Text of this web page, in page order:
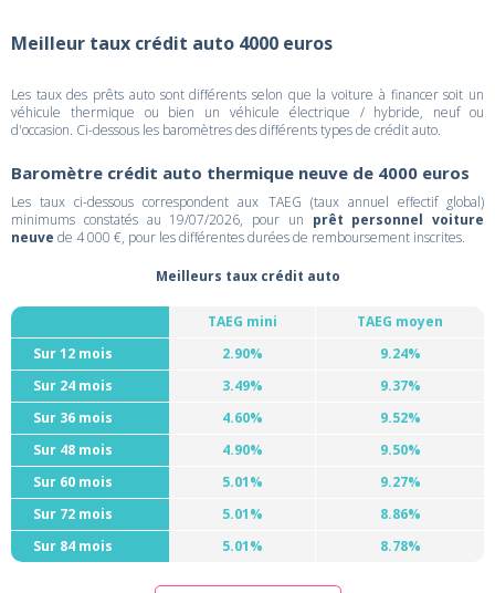
Meilleur taux crédit auto 4000 euros
Les taux des prêts auto sont différents selon que la voiture à financer soit un
véhicule thermique ou bien un véhicule électrique / hybride, neuf ou
d'occasion. Ci-dessous les baromètres des différents types de crédit auto.
Baromètre crédit auto thermique neuve de 4000 euros
Les taux ci-dessous correspondent aux TAEG (taux annuel effectif global)
minimums constatés au 19/07/2026, pour un prêt personnel voiture
neuve de 4 000 €, pour les différentes durées de remboursement inscrites.
Meilleurs taux crédit auto
TAEG mini
TAEG moyen
Sur 12 mois
2.90%
9.24%
Sur 24 mois
3.49%
9.37%
Sur 36 mois
4.60%
9.52%
Sur 48 mois
4.90%
9.50%
Sur 60 mois
5.01%
9.27%
Sur 72 mois
5.01%
8.86%
Sur 84 mois
5.01% 8.78%